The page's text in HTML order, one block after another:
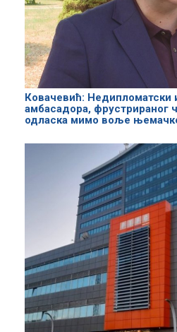
Ковачевић: Недипломатски
амбасадора,
одласка мимо воље